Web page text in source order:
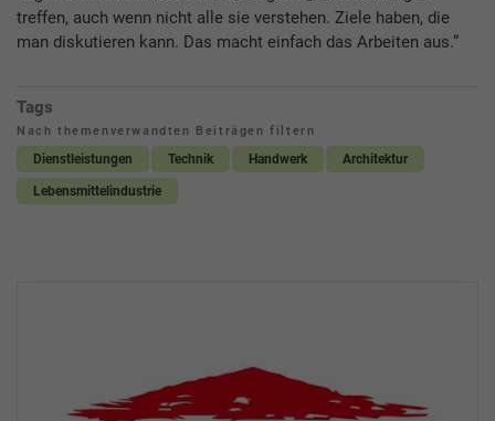
treffen, auch wenn nicht alle sie verstehen. Ziele haben, die
man diskutieren kann. Das macht einfach das Arbeiten aus.“
Tags
Nach themenverwandten Beiträgen filtern
Dienstleistungen Technik Handwerk Architektur
Lebensmittelindustrie